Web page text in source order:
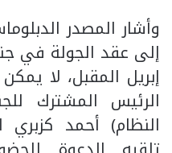
وأشار المصدر
إبريل المقبل، لا
الرئيس المشترك
النظام) أحمد